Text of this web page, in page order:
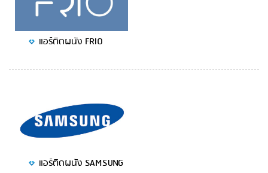
แอร์ติดผนัง FRIO
แอร์ติดผนัง SAMSUNG